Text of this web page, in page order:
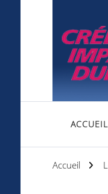
ACCUEIL
Accueil